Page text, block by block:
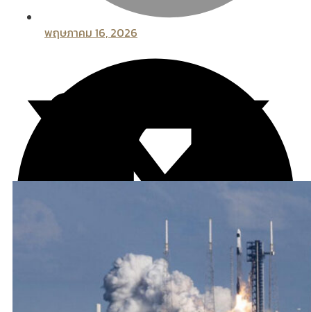
พฤษภาคม 16, 2026